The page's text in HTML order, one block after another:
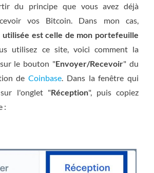
du principe que vous avez déjà
vos Bitcoin. Dans mon cas,
utilisée est celle de mon portefeuille
utilisez ce site, voici comment la
le bouton "Envoyer/Recevoir" du
de Coinbase . Dans la fenêtre qui
l'onglet "Réception", puis copiez
: